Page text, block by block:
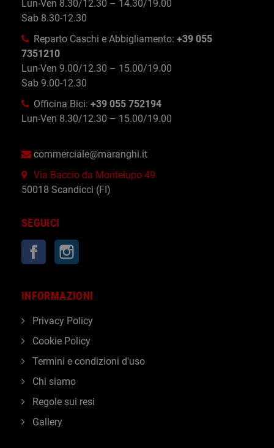
Lun-Ven 8.30/12.30 – 14.30/19.00
Sab 8.30-12.30
Reparto Caschi e Abbigliamento: +39 055
7351210
Lun-Ven 9.00/12.30 – 15.00/19.00
Sab 9.00-12.30
Officina Bici: +39 055 752194
Lun-Ven 8.30/12.30 – 15.00/19.00
commerciale@maranghi.it
Via Baccio da Montelupo 49
50018 Scandicci (FI)
SEGUICI
Facebook
INFORMAZIONI
Privacy Policy
Cookie Policy
Termini e condizioni d'uso
Chi siamo
Regole sui resi
Gallery